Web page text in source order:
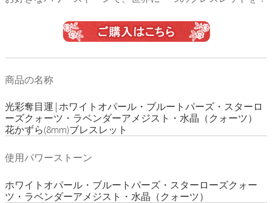
商品の名称
光彩奪目運 | ホワイトオパール・ブルートパーズ・スターロ
ーズクォーツ・ラベンダーアメジスト・水晶（クォーツ）
花かずら(8mm)ブレスレット
使用パワーストーン
ホワイトオパール・ブルートパーズ・スターローズクォー
ツ・ラベンダーアメジスト・水晶（クォーツ）